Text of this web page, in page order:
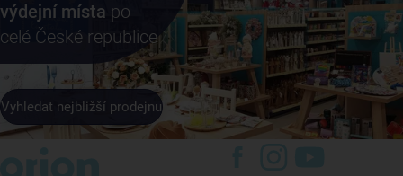
výdejní místa po
celé České republice
Vyhledat nejbližší prodejnu